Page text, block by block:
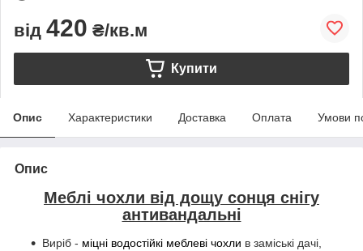
від 420 ₴/кв.м
Купити
Опис Характеристики Доставка Оплата Умови
Опис
Меблі чохли від дощу сонця снігу
антивандальні
Виріб - міцні водостійкі меблеві чохли в заміські дачі,